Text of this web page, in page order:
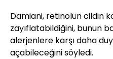
Damiani, retinolün cildin
zayıflatabildiğini, bunun
alerjenlere karşı daha
açabileceğini söyledi.